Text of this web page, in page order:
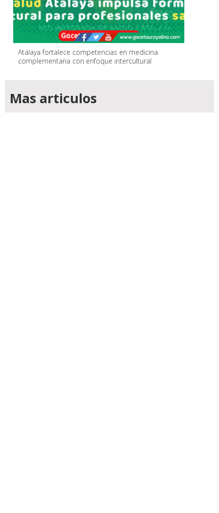
Atalaya fortalece competencias en medicina
complementaria con enfoque intercultural
Mas articulos